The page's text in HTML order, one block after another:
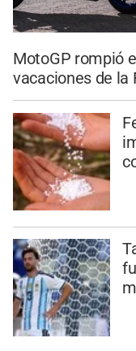
MotoGP rompió
vacaciones de la